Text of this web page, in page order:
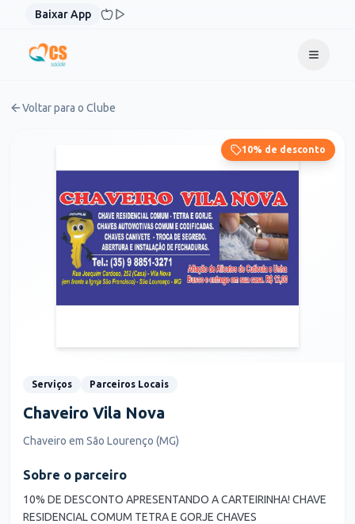
Pular para o conteúdo
Baixar App
Voltar para o Clube
10% de desconto
Serviços Parceiros Locais
Chaveiro Vila Nova
Chaveiro em São Lourenço (MG)
Sobre o parceiro
10% DE DESCONTO APRESENTANDO A CARTEIRINHA! CHAVE
RESIDENCIAL COMUM TETRA E GORJE CHAVES